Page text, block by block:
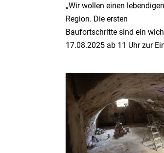
„Wir wollen einen
Region. Die ersten
Baufortschritte sind ein
17.08.2025 ab 11 Uhr zur